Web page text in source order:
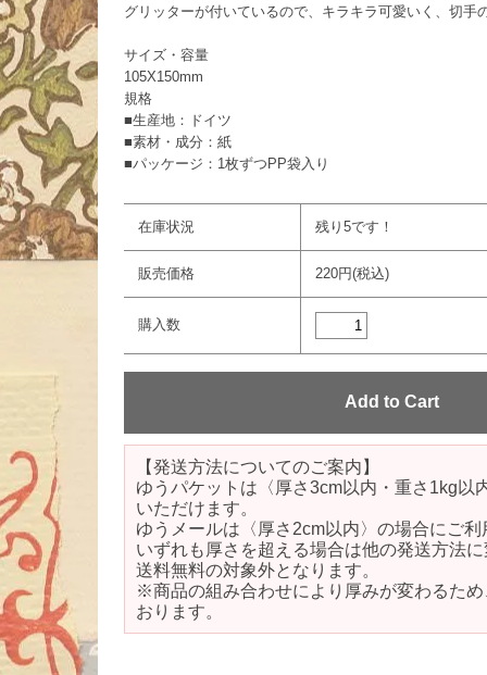
グリッターが付いているので、キラキラ可愛いく、切手
サイズ・容量
105X150mm
規格
■生産地：ドイツ
■素材・成分：紙
■パッケージ：1枚ずつPP袋入り
在庫状況 残り5です！
販売価格 220円(税込)
購入数
【発送方法についてのご案内】
ゆうパケットは〈厚さ3cm以内・重さ1kg以
いただけます。
ゆうメールは〈厚さ2cm以内〉の場合にご
いずれも厚さを超える場合は他の発送方法
送料無料の対象外となります。
※商品の組み合わせにより厚みが変わるた
おります。